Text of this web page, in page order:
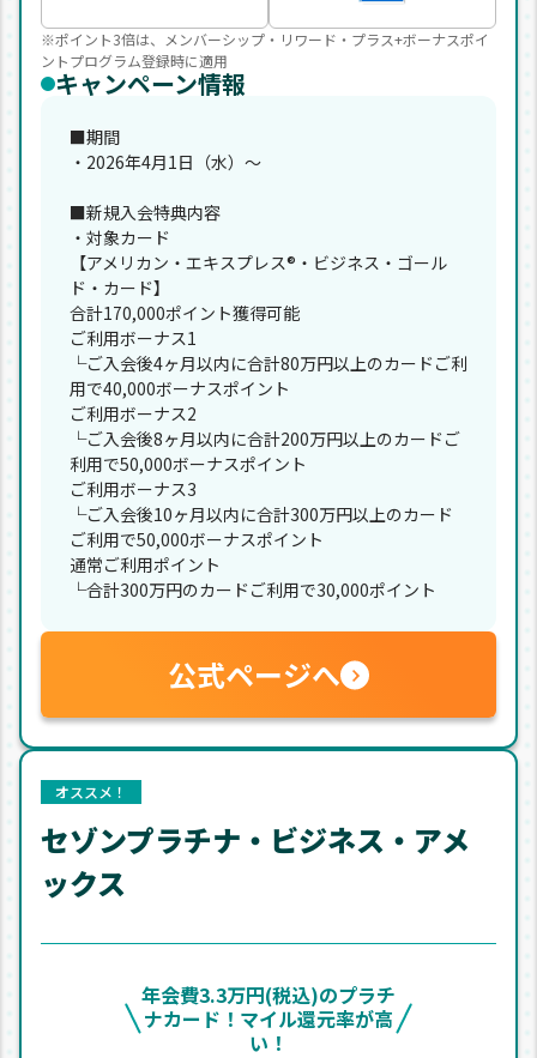
※ポイント3倍は、メンバーシップ・リワード・プラス+ボーナスポイ
ントプログラム登録時に適用
キャンペーン情報
■期間
・2026年4月1日（水）～
■新規入会特典内容
・対象カード
【アメリカン・エキスプレス®・ビジネス・ゴール
ド・カード】
合計170,000ポイント獲得可能
ご利用ボーナス1
└ご入会後4ヶ月以内に合計80万円以上のカードご利
用で40,000ボーナスポイント
ご利用ボーナス2
└ご入会後8ヶ月以内に合計200万円以上のカードご
利用で50,000ボーナスポイント
ご利用ボーナス3
└ご入会後10ヶ月以内に合計300万円以上のカード
ご利用で50,000ボーナスポイント
通常ご利用ポイント
└合計300万円のカードご利用で30,000ポイント
公式ページへ
オススメ！
セゾンプラチナ・ビジネス・アメ
ックス
年会費3.3万円(税込)のプラチ
ナカード！マイル還元率が高
い！